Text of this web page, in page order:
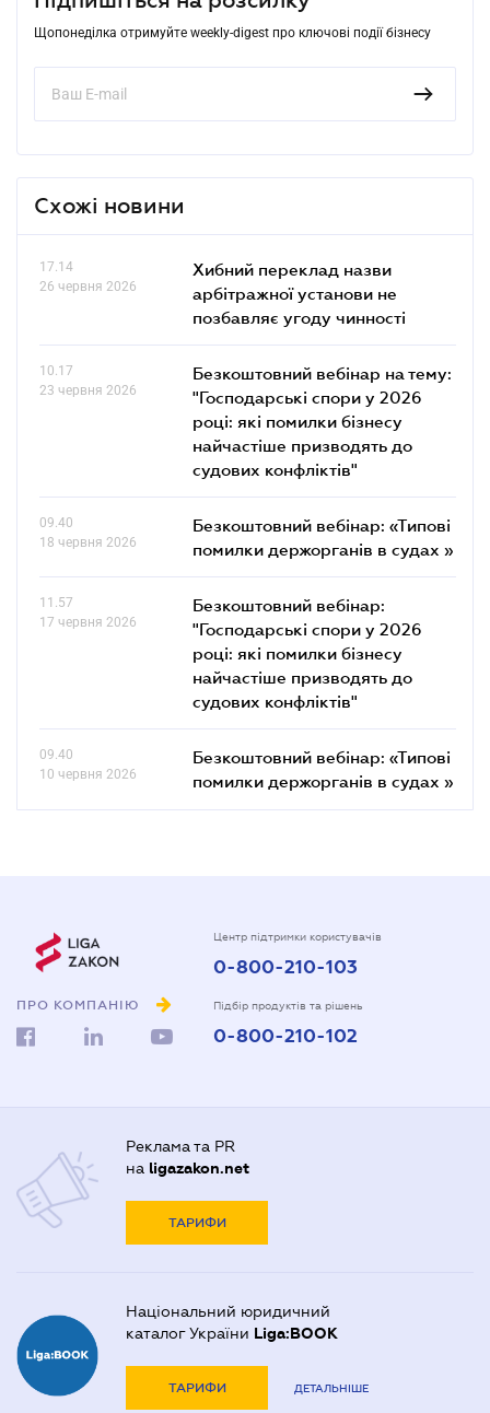
Щопонеділка отримуйте weekly-digest про ключові події бізнесу
Схожі новини
17.14
26 червня 2026
Хибний переклад назви
арбітражної установи не
позбавляє угоду чинності
10.17
23 червня 2026
Безкоштовний вебінар на тему:
"Господарські спори у 2026
році: які помилки бізнесу
найчастіше призводять до
судових конфліктів"
09.40
18 червня 2026
Безкоштовний вебінар: «Типові
помилки держорганів в судах »
11.57
17 червня 2026
Безкоштовний вебінар:
"Господарські спори у 2026
році: які помилки бізнесу
найчастіше призводять до
судових конфліктів"
09.40
10 червня 2026
Безкоштовний вебінар: «Типові
помилки держорганів в судах »
ПРО КОМПАНІЮ
Центр підтримки користувачів
0-800-210-103
Підбір продуктів та рішень
0-800-210-102
Реклама та PR
на ligazakon.net
ТАРИФИ
Національний юридичний
каталог України Liga:BOOK
ТАРИФИ ДЕТАЛЬНІШЕ